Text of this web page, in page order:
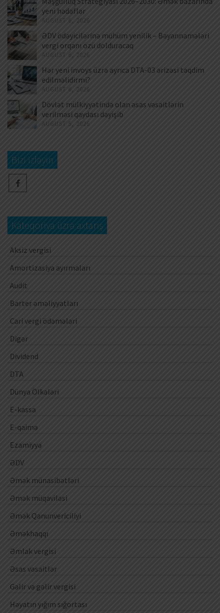
yeni hədəflər
AUGUST 6, 2026
ƏDV ödəyicilərinə mühüm yenilik – Bəyannamələri
vergi orqanı özü dolduracaq
AUGUST 6, 2026
Hər yeni invoys üzrə ayrıca DTA-03 ərizəsi təqdim
edilməlidirmi?
AUGUST 6, 2026
Dövlət mülkiyyətində olan əsas vəsaitlərin
verilməsi qaydası dəyişib
AUGUST 5, 2026
Bizi izləyin
Kateqoriya üzrə axtarış
Aksiz vergisi
Amortizasiya ayırmaları
Audit
Barter əməliyyatları
Cari vergi ödəmələri
Digər
Dividend
DTA
Dünya Ölkələri
E-kassa
E-qaimə
Ezamiyyə
ƏDV
Əmək münasibətləri
Əmək müqaviləsi
Əmək Qanunvericiliyi
Əməkhaqqı
Əmlak vergisi
Əsas vəsaitlər
Gəlir və gəlir vergisi
Həyatın yığım sığortası